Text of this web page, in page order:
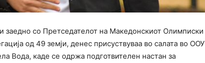
заедно со Претседателот на Македонскиот Олимписки
од 49 земји, денес присуствуваа во салата во ООУ
Вода, каде се одржа подготвителен настан за